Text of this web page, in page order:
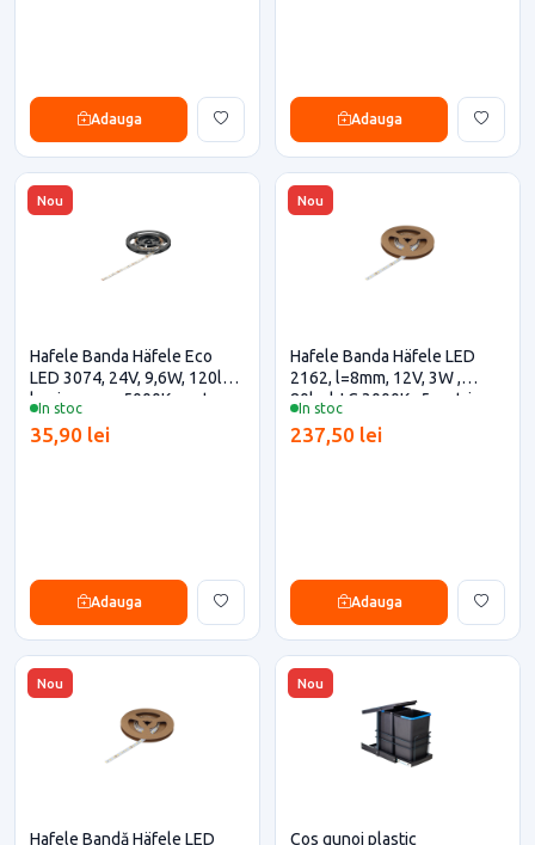
Adauga Adauga
Nou
In stoc
Hafele Banda Häfele Eco
LED 3074, 24V, 9,6W, 120led,
lumina rece, 5000K pentru
35,90 lei
Adauga
Nou
In stoc
Hafele Banda Häfele LED
2162, l=8mm, 12V, 3W ,
80led, LC 3000K , 5 metri
eficiente
237,50 lei
Adauga
Nou
Hafele Bandă Häfele LED
Nou
Cos gunoi plastic